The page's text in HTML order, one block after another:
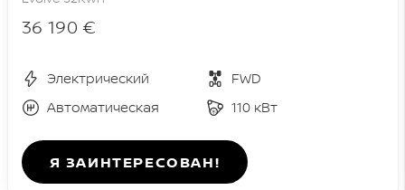
36 190 €
Электрический
FWD
Автоматическая
110 кВт
Я ЗАИНТЕРЕСОВАН!